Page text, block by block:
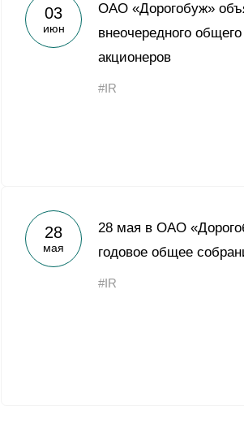
03
июн
ОАО «Дорогобуж»
внеочередного
акционеров
#IR
28
мая
28 мая в ОАО
годовое общее
#IR